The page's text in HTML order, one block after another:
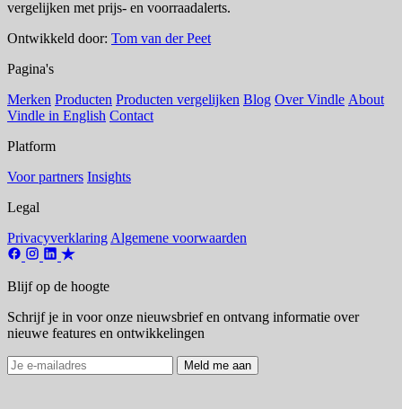
vergelijken met prijs- en voorraadalerts.
Ontwikkeld door: Tom van der Peet
Pagina's
Merken Producten Producten vergelijken Blog Over Vindle About
Vindle in English Contact
Platform
Voor partners Insights
Legal
Privacyverklaring Algemene voorwaarden
Blijf op de hoogte
Schrijf je in voor onze nieuwsbrief en ontvang informatie over
nieuwe features en ontwikkelingen
Meld me aan